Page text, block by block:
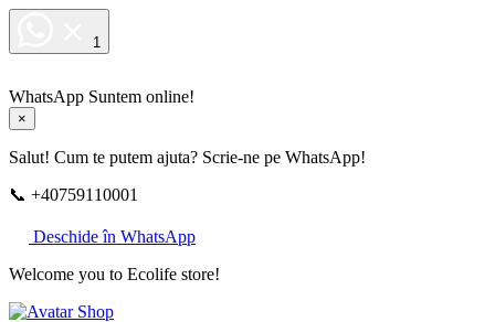
1
WhatsApp Suntem online!
×
Salut! Cum te putem ajuta? Scrie-ne pe WhatsApp!
📞 +40759110001
Deschide în WhatsApp
Welcome you to Ecolife store!